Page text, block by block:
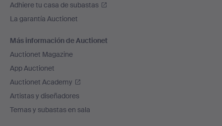
Adhiere tu casa de subastas
La garantía Auctionet
Más información de Auctionet
Auctionet Magazine
App Auctionet
Auctionet Academy
Artistas y diseñadores
Temas y subastas en sala